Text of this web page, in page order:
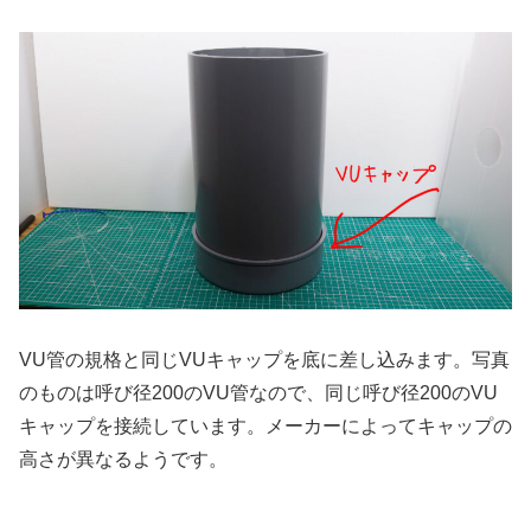
VU管の規格と同じVUキャップを底に差し込みます。写真
のものは呼び径200のVU管なので、同じ呼び径200のVU
キャップを接続しています。メーカーによってキャップの
高さが異なるようです。